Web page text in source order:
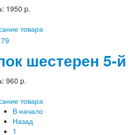
1950 p.
товара
шестерен 5-й
960 p.
товара
В начало
Назад
1